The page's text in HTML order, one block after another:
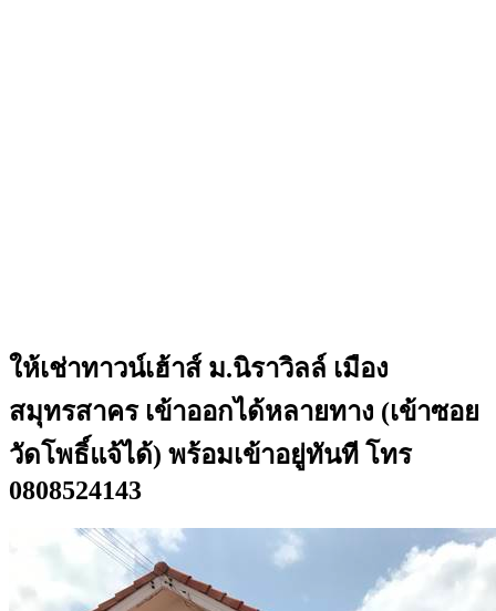
ให้เช่าทาวน์เฮ้าส์ ม.นิราวิลล์ เมือง
สมุทรสาคร เข้าออกได้หลายทาง (เข้าซอย
วัดโพธิ์แจ้ได้) พร้อมเข้าอยู่ทันที โทร
0808524143